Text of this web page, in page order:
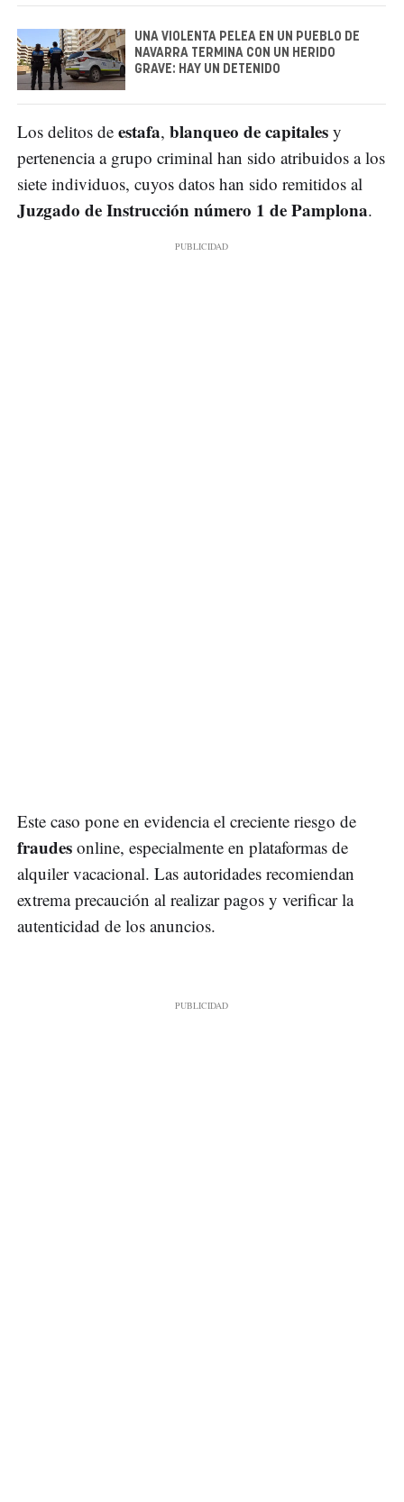
UNA VIOLENTA PELEA EN UN PUEBLO DE
NAVARRA TERMINA CON UN HERIDO
GRAVE: HAY UN DETENIDO
Los delitos de estafa, blanqueo de capitales y
pertenencia a grupo criminal han sido atribuidos a los
siete individuos, cuyos datos han sido remitidos al
Juzgado de Instrucción número 1 de Pamplona.
Este caso pone en evidencia el creciente riesgo de
fraudes online, especialmente en plataformas de
alquiler vacacional. Las autoridades recomiendan
extrema precaución al realizar pagos y verificar la
autenticidad de los anuncios.